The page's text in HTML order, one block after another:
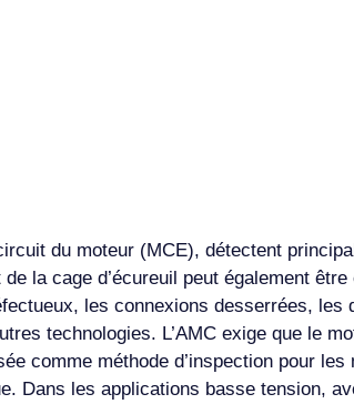
du moteur (MCE), détectent
la cage d’écureuil peut également
les connexions desserrées, les
technologies. L’AMC exige que le
comme méthode d’inspection pour
Dans les applications basse tension,